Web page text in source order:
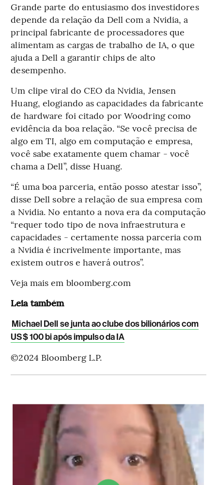
Grande parte do entusiasmo dos investidores
depende da relação da Dell com a Nvidia, a
principal fabricante de processadores que
alimentam as cargas de trabalho de IA, o que
ajuda a Dell a garantir chips de alto
desempenho.
Um clipe viral do CEO da Nvidia, Jensen
Huang, elogiando as capacidades da fabricante
de hardware foi citado por Woodring como
evidência da boa relação. “Se você precisa de
algo em TI, algo em computação e empresa,
você sabe exatamente quem chamar - você
chama a Dell”, disse Huang.
“É uma boa parceria, então posso atestar isso”,
disse Dell sobre a relação de sua empresa com
a Nvidia. No entanto a nova era da computação
“requer todo tipo de nova infraestrutura e
capacidades - certamente nossa parceria com
a Nvidia é incrivelmente importante, mas
existem outros e haverá outros”.
Veja mais em bloomberg.com
Leia também
Michael Dell se junta ao clube dos bilionários com
US$ 100 bi após impulso da IA
©2024 Bloomberg L.P.